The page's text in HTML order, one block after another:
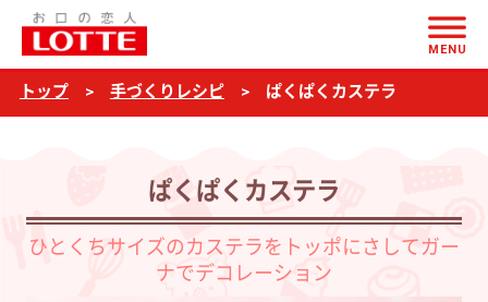
ぱ
く
ぱ
ス
MENU
トップ 手づくりレシピ ぱくぱくカステラ
ぱくぱくカステラ
ひとくちサイズのカステラをトッポにさしてガー
ナでデコレーション